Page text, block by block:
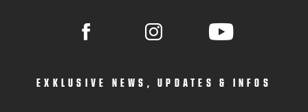
EXKLUSIVE NEWS, UPDATES & INFOS